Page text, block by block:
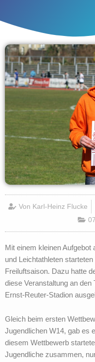
Von Karl-Heinz Flucke
Mit einem kleinen Aufgebot
und Leichtathleten
Freiluftsaison. Dazu hatte
diese Veranstaltung an den
Ernst-Reuter-Stadion
Gleich beim ersten
Jugendlichen W14, gab es
diesem Wettbewerb
Jugendliche zusammen,